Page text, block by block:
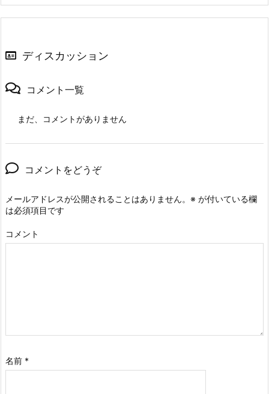
ディスカッション
コメント一覧
まだ、コメントがありません
コメントをどうぞ
メールアドレスが公開されることはありません。 ※ が付いている欄
は必須項目です
コメント
名前 *